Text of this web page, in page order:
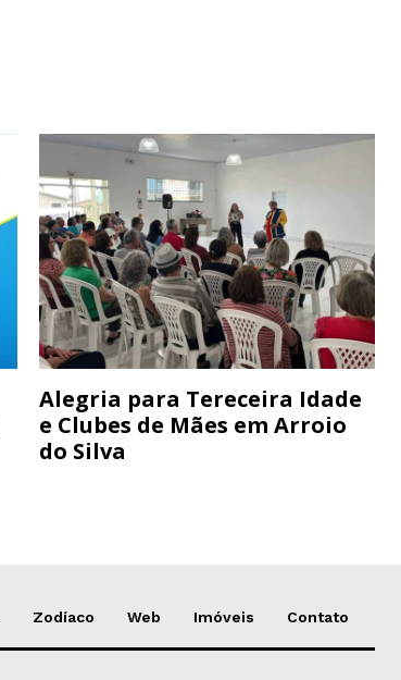
Alegria para Tereceira Idade
e Clubes de Mães em Arroio
do Silva
Zodíaco Web Imóveis Contato